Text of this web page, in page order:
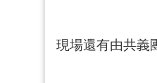
現場還有由共義